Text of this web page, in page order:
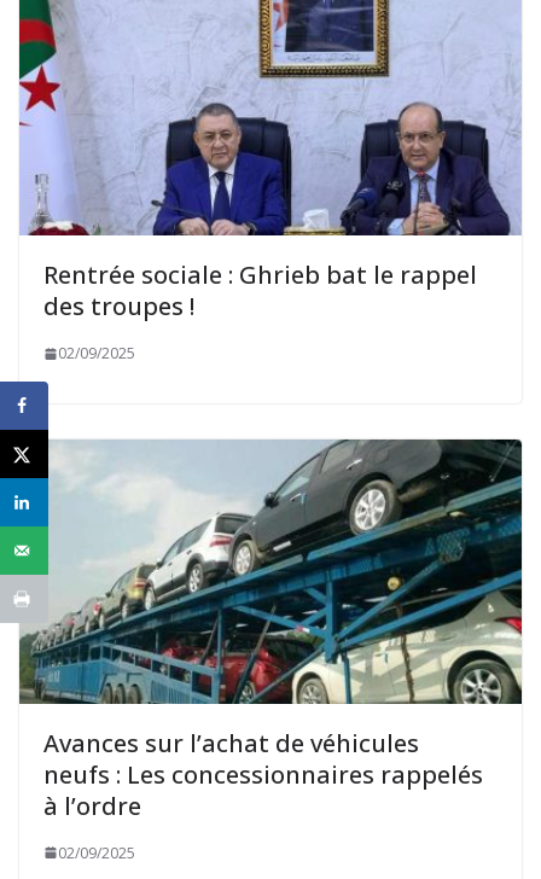
Rentrée sociale : Ghrieb bat le rappel
des troupes !
02/09/2025
Avances sur l’achat de véhicules
neufs : Les concessionnaires rappelés
à l’ordre
02/09/2025